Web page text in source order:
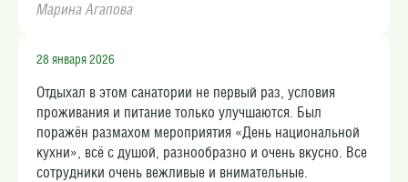
Марина Агапова​
28 января 2026
Отдыхал в этом санатории не первый раз, условия
проживания и питание только улучшаются. Был
поражён размахом мероприятия «День национальной
кухни», всё с душой, разнообразно и очень вкусно. Все
сотрудники очень вежливые и внимательные.